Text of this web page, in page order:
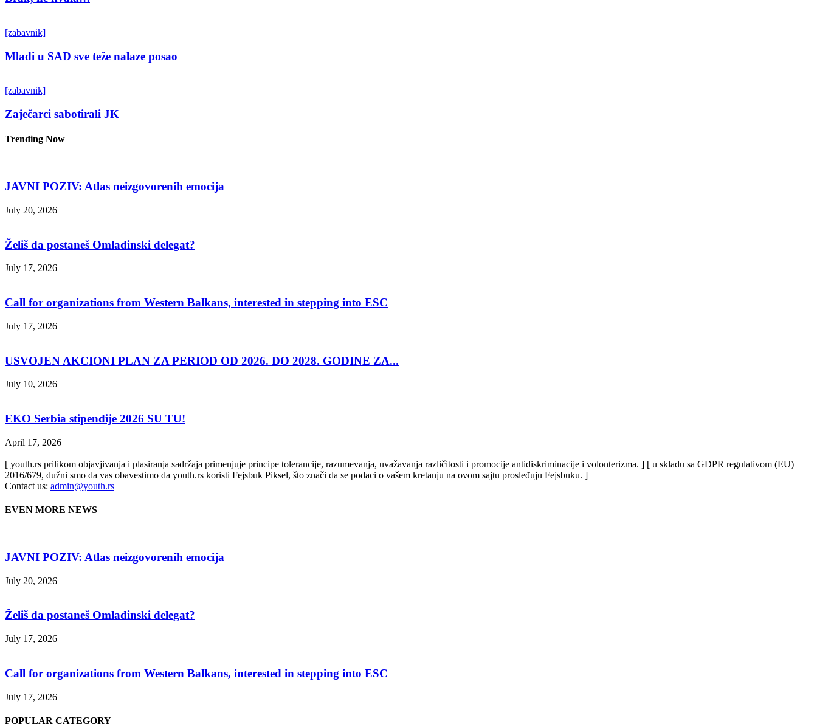
[zabavnik]
Mladi u SAD sve teže nalaze posao
[zabavnik]
Zaječarci sabotirali JK
Trending Now
JAVNI POZIV: Atlas neizgovorenih emocija
July 20, 2026
Želiš da postaneš Omladinski delegat?
July 17, 2026
Call for organizations from Western Balkans, interested in stepping into ESC
July 17, 2026
USVOJEN AKCIONI PLAN ZA PERIOD OD 2026. DO 2028. GODINE ZA...
July 10, 2026
EKO Serbia stipendije 2026 SU TU!
April 17, 2026
[ youth.rs prilikom objavjivanja i plasiranja sadržaja primenjuje principe tolerancije, razumevanja, uvažavanja različitosti i promocije antidiskriminacije i volonterizma. ] [ u skladu sa GDPR regulativom (EU)
2016/679, dužni smo da vas obavestimo da youth.rs koristi Fejsbuk Piksel, što znači da se podaci o vašem kretanju na ovom sajtu prosleđuju Fejsbuku. ]
Contact us: admin@youth.rs
EVEN MORE NEWS
JAVNI POZIV: Atlas neizgovorenih emocija
July 20, 2026
Želiš da postaneš Omladinski delegat?
July 17, 2026
Call for organizations from Western Balkans, interested in stepping into ESC
July 17, 2026
POPULAR CATEGORY